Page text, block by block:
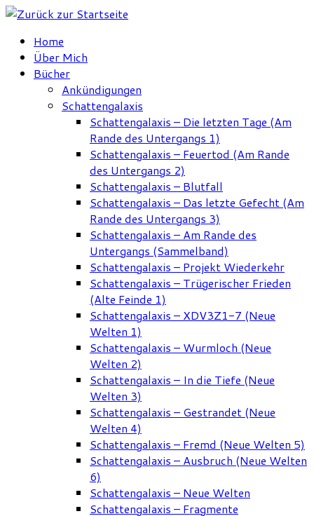
Zum
springenHome
Über Mich
Bücher
Ankündigungen
Schattengalaxis
Schattengalaxis – Die letzten Tage (Am
Rande des Untergangs 1)
Schattengalaxis – Feuertod (Am Rande
des Untergangs 2)
Schattengalaxis – Blutfall
Schattengalaxis – Das letzte Gefecht (Am
Rande des Untergangs 3)
Schattengalaxis – Am Rande des
Untergangs (Sammelband)
Schattengalaxis – Projekt Wiederkehr
Schattengalaxis – Trügerischer Frieden
(Alte Feinde 1)
Schattengalaxis – XDV3Z1-7 (Neue
Welten 1)
Schattengalaxis – Wurmloch (Neue
Welten 2)
Schattengalaxis – In die Tiefe (Neue
Welten 3)
Schattengalaxis – Gestrandet (Neue
Welten 4)
Schattengalaxis – Fremd (Neue Welten 5)
Schattengalaxis – Ausbruch (Neue Welten
6)
Schattengalaxis – Neue Welten
Schattengalaxis – Fragmente